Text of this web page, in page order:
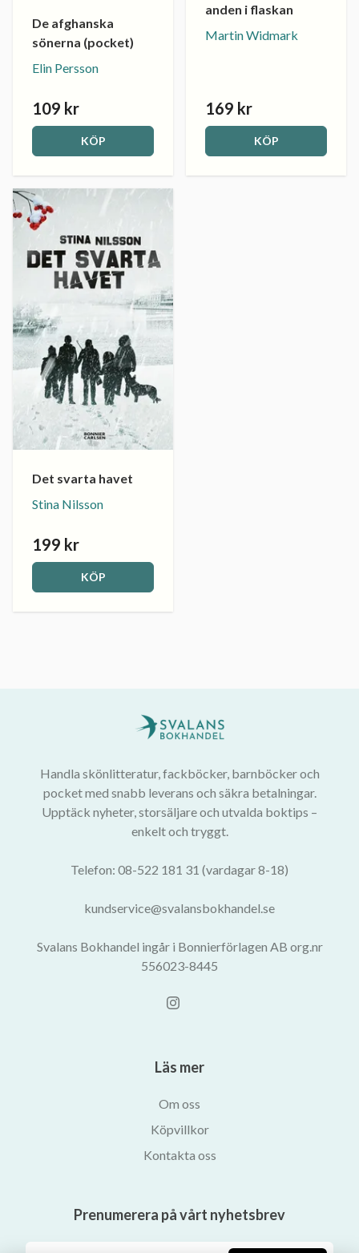
De afghanska
sönerna (pocket)
Elin Persson
109 kr
KÖP
anden i flaskan
Martin Widmark
169 kr
KÖP
Det svarta havet
Stina Nilsson
199 kr
KÖP
Handla skönlitteratur, fackböcker, barnböcker och
pocket med snabb leverans och säkra betalningar.
Upptäck nyheter, storsäljare och utvalda boktips –
enkelt och tryggt.
Telefon: 08-522 181 31 (vardagar 8-18)
kundservice@svalansbokhandel.se
Svalans Bokhandel ingår i Bonnierförlagen AB org.nr
556023-8445
Läs mer
Om oss
Köpvillkor
Kontakta oss
Prenumerera på vårt nyhetsbrev